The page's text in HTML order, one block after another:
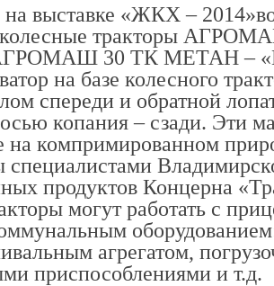
выставке «ЖКХ –
колесные тракторы
30 ТК МЕТАН –
на базе колесного
спереди и обратной
копания – сзади. Эти
компримированном
специалистами
продуктов Концерна
могут работать с
агрегатом,
приспособлениями и т.д.